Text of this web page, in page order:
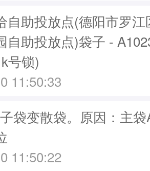
自助投放点(德阳市罗
自助投放点)袋子 -
号锁)
11:50:33
袋变散袋。原因：主
11:50:22